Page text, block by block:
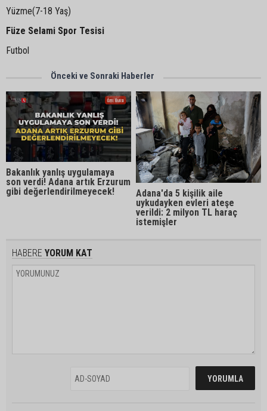
Yüzme(7-18 Yaş)
Füze Selami Spor Tesisi
Futbol
Önceki ve Sonraki Haberler
Bakanlık yanlış uygulamaya
son verdi! Adana artık Erzurum
gibi değerlendirilmeyecek!
Adana'da 5 kişilik aile
uykudayken evleri ateşe
verildi: 2 milyon TL haraç
istemişler
HABERE YORUM KAT